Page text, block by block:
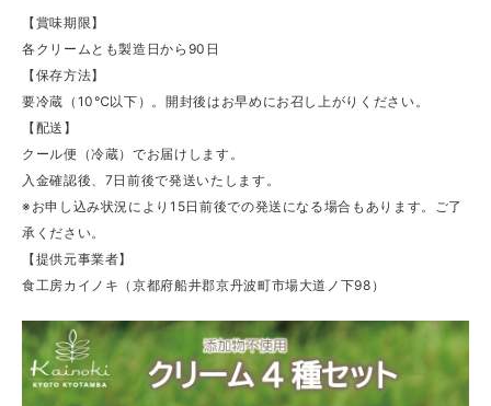
【賞味期限】
各クリームとも製造日から90日
【保存方法】
要冷蔵（10℃以下）。開封後はお早めにお召し上がりください。
【配送】
クール便（冷蔵）でお届けします。
入金確認後、7日前後で発送いたします。
※お申し込み状況により15日前後での発送になる場合もあります。ご了
承ください。
【提供元事業者】
食工房カイノキ（京都府船井郡京丹波町市場大道ノ下98）